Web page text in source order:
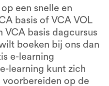
een snelle en
basis of VCA VOL
VCA basis dagcursus
boeken bij ons dan
e-learning
learning kunt zich
op de